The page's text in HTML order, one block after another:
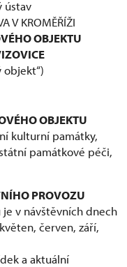
ústav
V KROMĚŘÍŽI
OBJEKTU
objekt“)
OBJEKTU
kulturní památky,
památkové péči,
PROVOZU
v návštěvních dnech
červen, září,
a aktuální